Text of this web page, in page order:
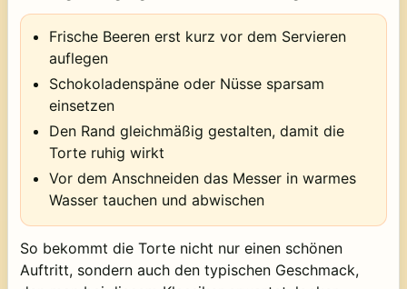
Frische Beeren erst kurz vor dem Servieren
auflegen
Schokoladenspäne oder Nüsse sparsam
einsetzen
Den Rand gleichmäßig gestalten, damit die
Torte ruhig wirkt
Vor dem Anschneiden das Messer in warmes
Wasser tauchen und abwischen
So bekommt die Torte nicht nur einen schönen
Auftritt, sondern auch den typischen Geschmack,